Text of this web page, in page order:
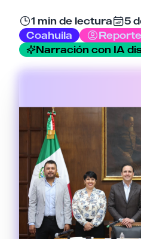
1 min de lectura
5
Coahuila
Narración con IA
Cancelar